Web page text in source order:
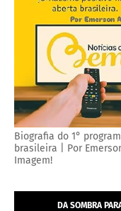
Biografia do 1°
brasileira | Por
Imagem!
DA SOMBRA